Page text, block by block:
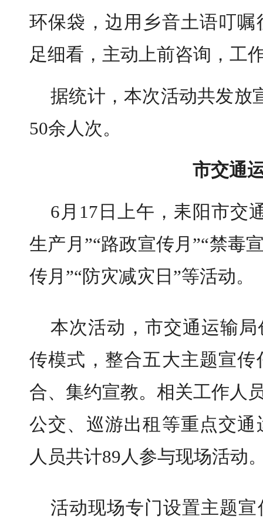
环保袋，边用乡音土语叮
足细看，主动上前咨询，工
据统计，本次活动共发放
50余人次。
市交通
6月17日上午，耒阳市交
生产月”“路政宣传月”“禁毒
传月”“防灾减灾日”等活动。
本次活动，市交通运输
传模式，整合五大主题宣
合、集约宣教。相关工作人
公交、巡游出租等重点交
人员共计89人参与现场活动
活动现场专门设置主题